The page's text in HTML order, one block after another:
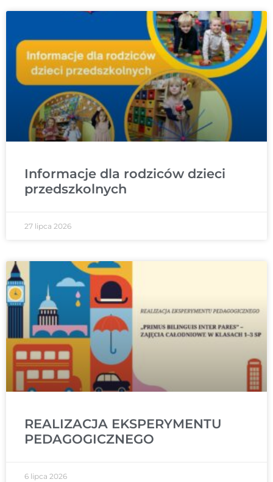
Informacje dla rodziców dzieci
przedszkolnych
27 lipca 2026
REALIZACJA EKSPERYMENTU
PEDAGOGICZNEGO
6 lipca 2026